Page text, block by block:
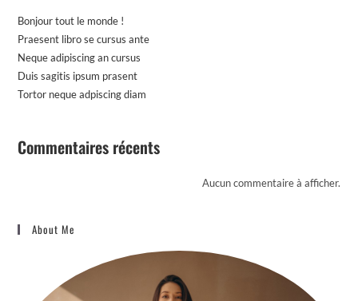
Bonjour tout le monde !
Praesent libro se cursus ante
Neque adipiscing an cursus
Duis sagitis ipsum prasent
Tortor neque adpiscing diam
Commentaires récents
Aucun commentaire à afficher.
About Me